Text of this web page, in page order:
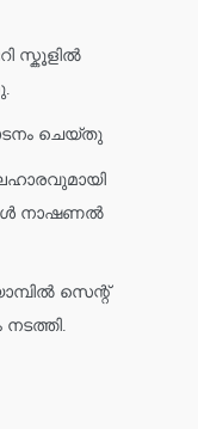
സ്കൂളിൽ
ചെയ്തു
നാഷണൽ
സെന്റ്